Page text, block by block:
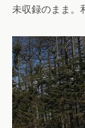
未収録のまま。